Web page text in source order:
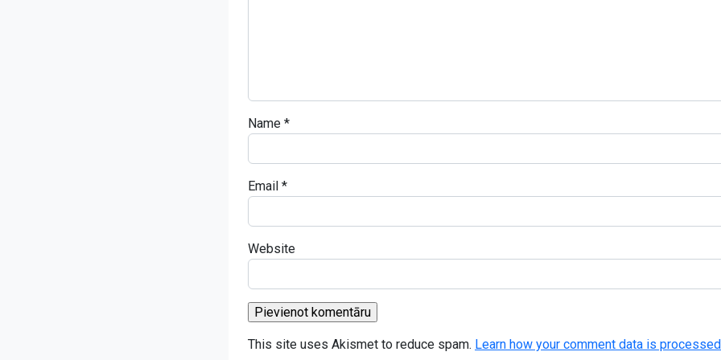
Name *
Email *
Website
This site uses Akismet to reduce spam. Learn how your comment data is